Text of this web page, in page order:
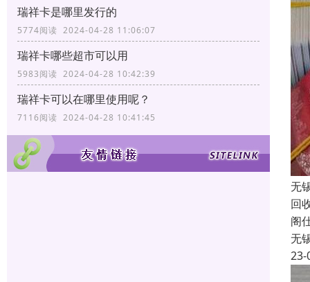
瑞祥卡是哪里发行的
5774阅读 2024-04-28 11:06:07
瑞祥卡哪些超市可以用
5983阅读 2024-04-28 10:42:39
瑞祥卡可以在哪里使用呢？
7116阅读 2024-04-28 10:41:45
无
回
阁
无
23-